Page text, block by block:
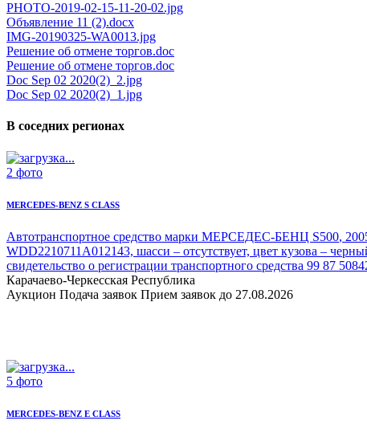
PHOTO-2019-02-15-11-20-02.jpg
Объявление 11 (2).docx
IMG-20190325-WA0013.jpg
Решение об отмене торгов.doc
Решение об отмене торгов.doc
Doc Sep 02 2020(2)_2.jpg
Doc Sep 02 2020(2)_1.jpg
В соседних регионах
2 фото
MERCEDES-BENZ S CLASS
Автотранспортное средство марки МЕРСЕДЕС-БЕНЦ S500,
WDD2210711A012143, шасси – отсутствует, цвет кузова –
свидетельство о регистрации транспортного средства 99 87
Карачаево-Черкесская Республика
Аукцион Подача заявок Прием заявок до 27.08.2026
5 фото
MERCEDES-BENZ E CLASS